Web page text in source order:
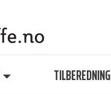
TILBEREDNING